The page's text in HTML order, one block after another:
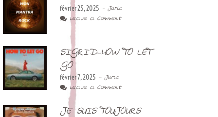
février 25, 2025 - Juric
Leave a Comment
SIGRID-HOW TO LET
GO
février 7, 2025 - Juric
Leave a Comment
JE SUIS TOUJOURS